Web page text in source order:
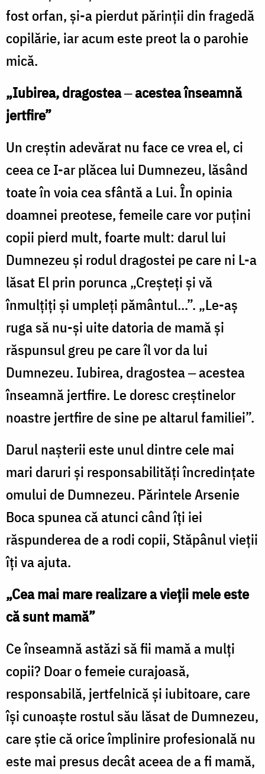
fost orfan, și-a pierdut părinții din fragedă
copilărie, iar acum este preot la o parohie
mică.
„Iubirea, dragostea‒acestea înseamnă
jertfire”
Un creștin adevărat nu face ce vrea el, ci
ceea ce I-ar plăcea lui Dumnezeu, lăsând
toate în voia cea sfântă a Lui. În opinia
doamnei preotese, femeile care vor puțini
copii pierd mult, foarte mult: darul lui
Dumnezeu și rodul dragostei pe care ni L-a
lăsat El prin porunca „Creșteți și vă
înmulțiți și umpleți pământul...”. „Le-aș
ruga să nu-și uite datoria de mamă și
răspunsul greu pe care îl vor da lui
Dumnezeu. Iubirea, dragostea ‒ acestea
înseamnă jertfire. Le doresc creștinelor
noastre jertfire de sine pe altarul familiei”.
Darul nașterii este unul dintre cele mai
mari daruri și responsabilități încredințate
omului de Dumnezeu. Părintele Arsenie
Boca spunea că atunci când îți iei
răspunderea de a rodi copii, Stăpânul vieții
îți va ajuta.
„Cea mai mare realizare a vieții mele este
că sunt mamă”
Ce înseamnă astăzi să fii mamă a mulți
copii? Doar o femeie curajoasă,
responsabilă, jertfelnică și iubitoare, care
își cunoaște rostul său lăsat de Dumnezeu,
care știe că orice împlinire profesională nu
este mai presus decât aceea de a fi mamă,